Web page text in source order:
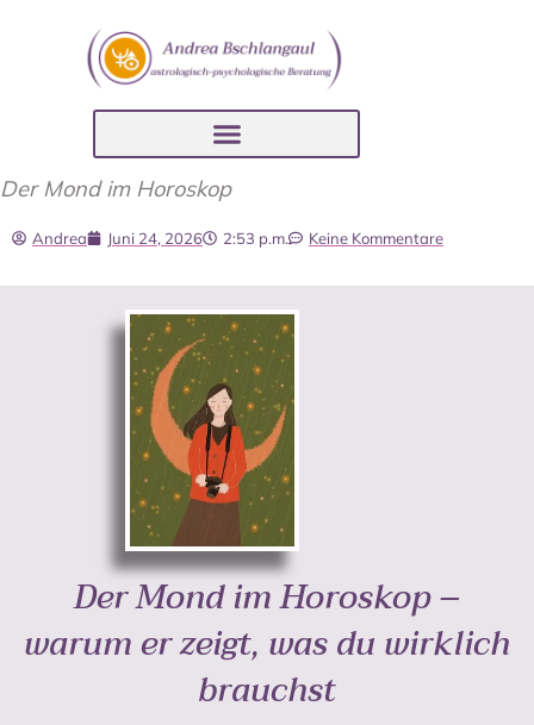
Der Mond im Horoskop
Andrea Juni 24, 2026 2:53 p.m. Keine Kommentare
Der Mond im Horoskop –
warum er zeigt, was du wirklich
brauchst